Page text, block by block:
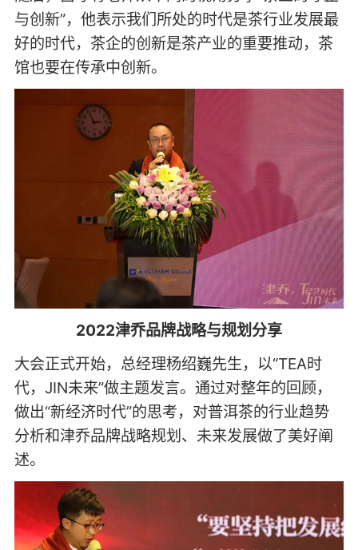
与创新”，他表示我们所处的时代是茶行业发展最
好的时代，茶企的创新是茶产业的重要推动，茶
馆也要在传承中创新。
2022津乔品牌战略与规划分享
大会正式开始，总经理杨绍巍先生，以“TEA时
代，JIN未来”做主题发言。通过对整年的回顾，
做出“新经济时代”的思考，对普洱茶的行业趋势
分析和津乔品牌战略规划、未来发展做了美好阐
述。